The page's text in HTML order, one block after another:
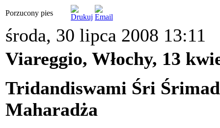
Porzucony pies
środa, 30 lipca 2008 13:11
Viareggio, Włochy, 13
Tridandiswami Śri
Maharadża